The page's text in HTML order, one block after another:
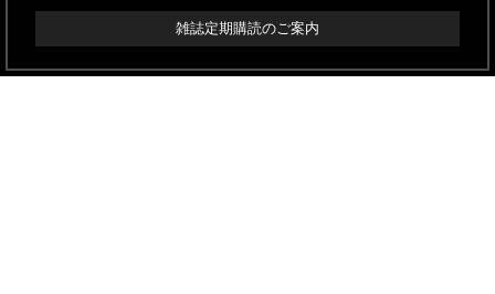
雑誌定期購読のご案内